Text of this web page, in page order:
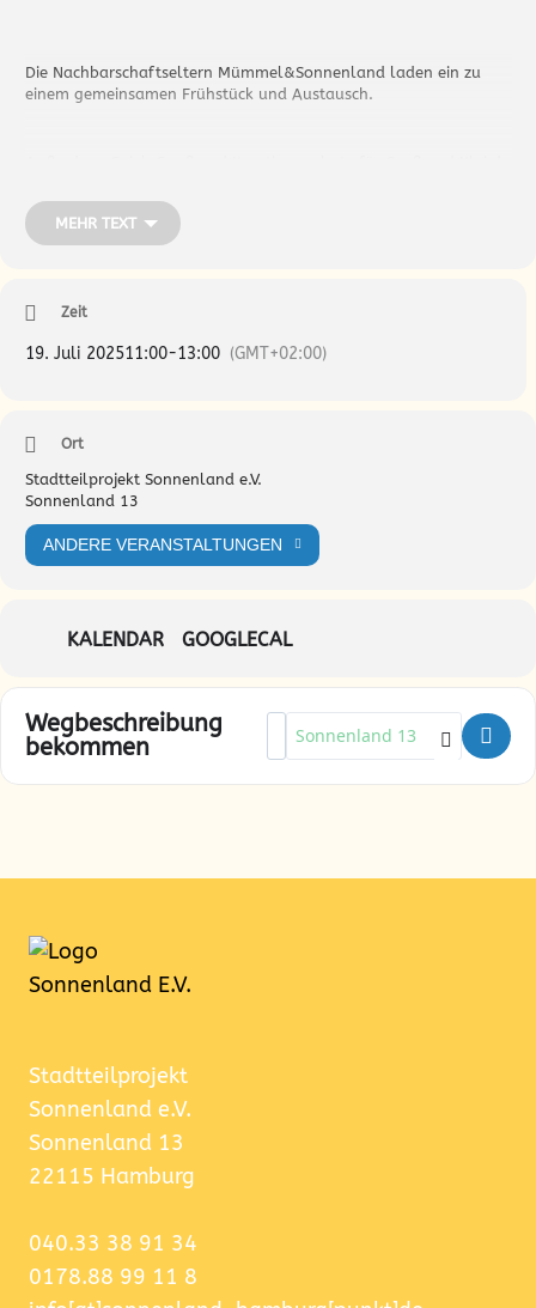
Die Nachbarschaftseltern Mümmel&Sonnenland laden ein zu
einem gemeinsamen Frühstück und Austausch.
Ohne Anmeldung und kostenlos, über eine kleine Spende freuen
wir uns.
Herzliche Grüße,
MEHR TEXT
Zeit
19. Juli 202511:00-13:00 (GMT+02:00)
Ort
Stadtteilprojekt Sonnenland e.V.
Sonnenland 13
ANDERE VERANSTALTUNGEN
KALENDAR GOOGLECAL
Wegbeschreibung
bekommen
Address - Gemeinsames
Destination Address -
Stadtteilprojekt
Sonnenland e.V.
Sonnenland 13
22115 Hamburg
040.33 38 91 34
0178.88 99 11 8